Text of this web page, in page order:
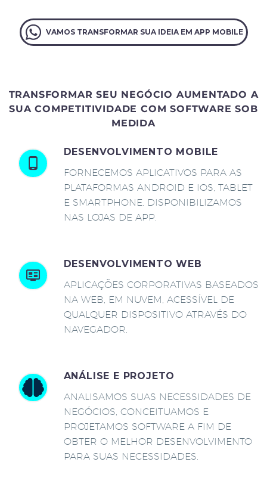
VAMOS TRANSFORMAR SUA IDEIA EM APP MOBILE
TRANSFORMAR SEU NEGÓCIO AUMENTADO A
SUA COMPETITIVIDADE COM SOFTWARE SOB
MEDIDA
DESENVOLVIMENTO MOBILE
FORNECEMOS APLICATIVOS PARA AS
PLATAFORMAS ANDROID E IOS, TABLET
E SMARTPHONE. DISPONIBILIZAMOS
NAS LOJAS DE APP.
DESENVOLVIMENTO WEB
APLICAÇÕES CORPORATIVAS BASEADOS
NA WEB, EM NUVEM, ACESSÍVEL DE
QUALQUER DISPOSITIVO ATRAVÉS DO
NAVEGADOR.
ANÁLISE E PROJETO
ANALISAMOS SUAS NECESSIDADES DE
NEGÓCIOS, CONCEITUAMOS E
PROJETAMOS SOFTWARE A FIM DE
OBTER O MELHOR DESENVOLVIMENTO
PARA SUAS NECESSIDADES.